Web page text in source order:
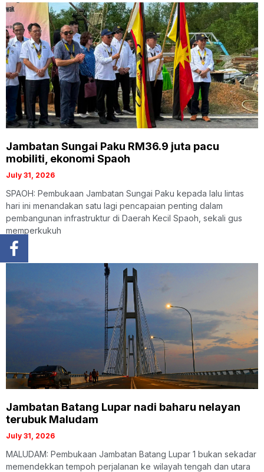
Jambatan Sungai Paku RM36.9 juta pacu
mobiliti, ekonomi Spaoh
July 31, 2026
SPAOH: Pembukaan Jambatan Sungai Paku kepada lalu lintas
hari ini menandakan satu lagi pencapaian penting dalam
pembangunan infrastruktur di Daerah Kecil Spaoh, sekali gus
memperkukuh
Jambatan Batang Lupar nadi baharu nelayan
terubuk Maludam
July 31, 2026
MALUDAM: Pembukaan Jambatan Batang Lupar 1 bukan sekadar
memendekkan tempoh perjalanan ke wilayah tengah dan utara